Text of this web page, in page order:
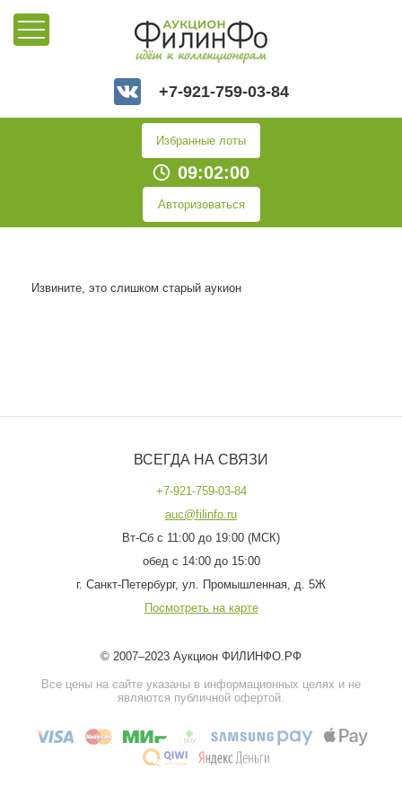
+7-921-759-03-84
Избранные лоты
09:02:00
Авторизоваться
Извините, это слишком старый аукион
ВСЕГДА НА СВЯЗИ
+7-921-759-03-84
auc@filinfo.ru
Вт-Сб с 11:00 до 19:00 (МСК)
обед с 14:00 до 15:00
г. Санкт-Петербург, ул. Промышленная, д. 5Ж
Посмотреть на карте
© 2007–2023 Аукцион ФИЛИНФО.РФ
Все цены на сайте указаны в информационных целях и не
являются публичной офертой.